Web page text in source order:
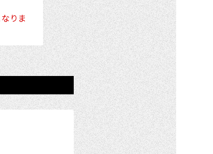
りま